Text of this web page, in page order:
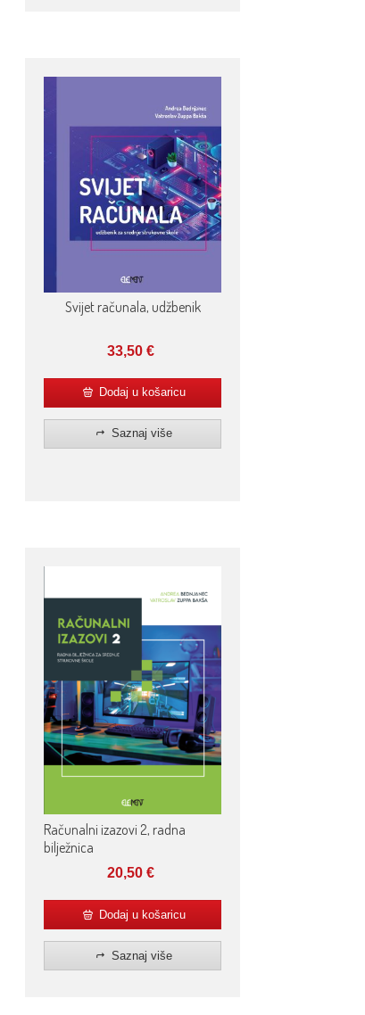
Svijet računala, udžbenik
33,50€
Dodaj u košaricu
Saznaj više
Računalni izazovi 2, radna
bilježnica
20,50€
Dodaj u košaricu
Saznaj više